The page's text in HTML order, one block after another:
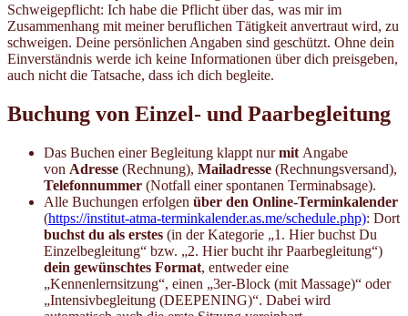
Schweigepflicht: Ich habe die Pflicht über das, was mir im
Zusammenhang mit meiner beruflichen Tätigkeit anvertraut wird, zu
schweigen. Deine persönlichen Angaben sind geschützt. Ohne dein
Einverständnis werde ich keine Informationen über dich preisgeben,
auch nicht die Tatsache, dass ich dich begleite.
Buchung von Einzel- und Paarbegleitung
Das Buchen einer Begleitung klappt nurmit Angabe
von Adresse (Rechnung), Mailadresse (Rechnungsversand),
Telefonnummer (Notfall einer spontanen Terminabsage).
Alle Buchungen erfolgen über den Online-Terminkalender
(https://institut-atma-terminkalender.as.me/schedule.php): Dort
buchst du als erstes (in der Kategorie „1. Hier buchst Du
Einzelbegleitung“ bzw. „2. Hier bucht ihr Paarbegleitung“)
dein gewünschtes Format, entweder eine
„Kennenlernsitzung“, einen „3er-Block (mit Massage)“ oder
„Intensivbegleitung (DEEPENING)“. Dabei wird